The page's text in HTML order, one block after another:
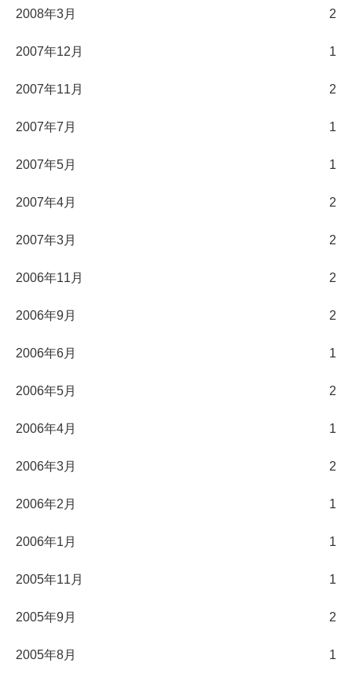
2008年3月 2
2007年12月 1
2007年11月 2
2007年7月 1
2007年5月 1
2007年4月 2
2007年3月 2
2006年11月 2
2006年9月 2
2006年6月 1
2006年5月 2
2006年4月 1
2006年3月 2
2006年2月 1
2006年1月 1
2005年11月 1
2005年9月 2
2005年8月 1